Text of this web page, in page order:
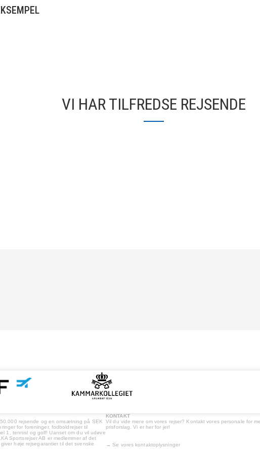
VI HAR TILFREDSE REJSENDE
rejsende og en omsætning på SEK
for foreninger, fodboldrejser til
1, tennisl og golf! Uanset om du vil udøve
Sportsrejser AB er medlemmer af det
høje rejsegarantier til det svenske
KONTAKT
Vil du vide mere om vores rejser? Kontakt vores personale for
prisforslag. Vi er her for jer!
→Se vores kontaktoplysninger